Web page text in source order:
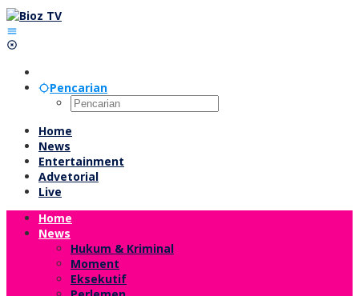
Lewati
ke
konten
Pencarian
Home
News
Entertainment
Advetorial
Live
Home
News
Hukum & Kriminal
Moment
Eksekutif